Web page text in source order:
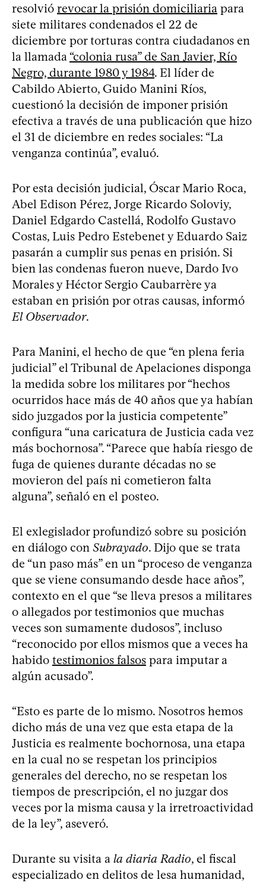
resolvió revocar la prisión domiciliaria para
siete militares condenados el 22 de
diciembre por torturas contra ciudadanos en
la llamada “colonia rusa” de San Javier, Río
Negro, durante 1980 y 1984. El líder de
Cabildo Abierto, Guido Manini Ríos,
cuestionó la decisión de imponer prisión
efectiva a través de una publicación que hizo
el 31 de diciembre en redes sociales: “La
venganza continúa”, evaluó.
Por esta decisión judicial, Óscar Mario Roca,
Abel Edison Pérez, Jorge Ricardo Soloviy,
Daniel Edgardo Castellá, Rodolfo Gustavo
Costas, Luis Pedro Estebenet y Eduardo Saiz
pasarán a cumplir sus penas en prisión. Si
bien las condenas fueron nueve, Dardo Ivo
Morales y Héctor Sergio Caubarrère ya
estaban en prisión por otras causas, informó
El Observador.
Para Manini, el hecho de que “en plena feria
judicial” el Tribunal de Apelaciones disponga
la medida sobre los militares por “hechos
ocurridos hace más de 40 años que ya habían
sido juzgados por la justicia competente”
configura “una caricatura de Justicia cada vez
más bochornosa”. “Parece que había riesgo de
fuga de quienes durante décadas no se
movieron del país ni cometieron falta
alguna”, señaló en el posteo.
El exlegislador profundizó sobre su posición
en diálogo con Subrayado. Dijo que se trata
de “un paso más” en un “proceso de venganza
que se viene consumando desde hace años”,
contexto en el que “se lleva presos a militares
o allegados por testimonios que muchas
veces son sumamente dudosos”, incluso
“reconocido por ellos mismos que a veces ha
habido testimonios falsos para imputar a
algún acusado”.
“Esto es parte de lo mismo. Nosotros hemos
dicho más de una vez que esta etapa de la
Justicia es realmente bochornosa, una etapa
en la cual no se respetan los principios
generales del derecho, no se respetan los
tiempos de prescripción, el no juzgar dos
veces por la misma causa y la irretroactividad
de la ley”, aseveró.
Durante su visita a la diaria Radio, el fiscal
especializado en delitos de lesa humanidad,